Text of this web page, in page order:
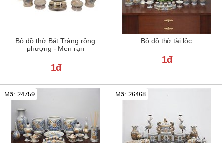
Bộ đồ thờ Bát Tràng rồng
phượng - Men rạn
1đ
Bộ đồ thờ tài lộc
1đ
Mã: 24759 Mã: 26468